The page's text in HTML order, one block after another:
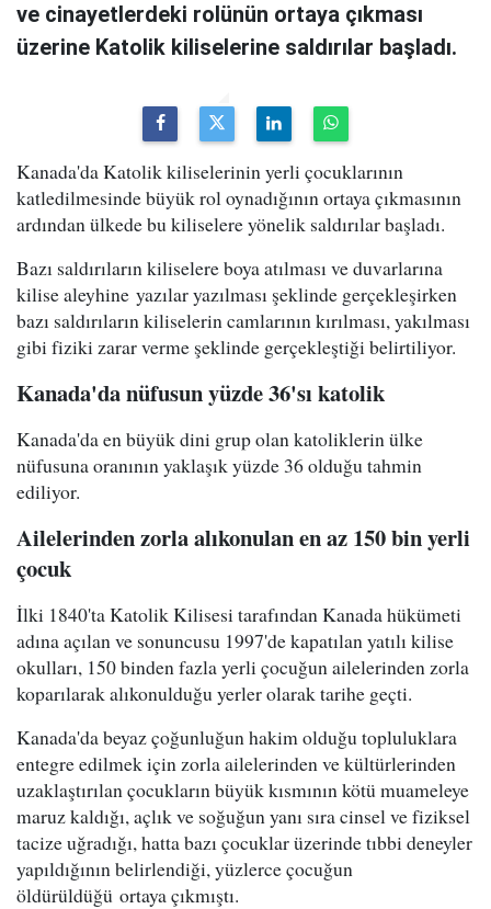
ve cinayetlerdeki rolünün ortaya çıkması
üzerine Katolik kiliselerine saldırılar başladı.
Kanada'da Katolik kiliselerinin yerli çocuklarının
katledilmesinde büyük rol oynadığının ortaya çıkmasının
ardından ülkede bu kiliselere yönelik saldırılar başladı.
Bazı saldırıların kiliselere boya atılması ve duvarlarına
kilise aleyhine yazılar yazılması şeklinde gerçekleşirken
bazı saldırıların kiliselerin camlarının kırılması, yakılması
gibi fiziki zarar verme şeklinde gerçekleştiği belirtiliyor.
Kanada'da nüfusun yüzde 36'sı katolik
Kanada'da en büyük dini grup olan katoliklerin ülke
nüfusuna oranının yaklaşık yüzde 36 olduğu tahmin
ediliyor.
Ailelerinden zorla alıkonulan en az 150 bin yerli
çocuk
İlki 1840'ta Katolik Kilisesi tarafından Kanada hükümeti
adına açılan ve sonuncusu 1997'de kapatılan yatılı kilise
okulları, 150 binden fazla yerli çocuğun ailelerinden zorla
koparılarak alıkonulduğu yerler olarak tarihe geçti.
Kanada'da beyaz çoğunluğun hakim olduğu topluluklara
entegre edilmek için zorla ailelerinden ve kültürlerinden
uzaklaştırılan çocukların büyük kısmının kötü muameleye
maruz kaldığı, açlık ve soğuğun yanı sıra cinsel ve fiziksel
tacize uğradığı, hatta bazı çocuklar üzerinde tıbbi deneyler
yapıldığının belirlendiği, yüzlerce çocuğun
öldürüldüğü ortaya çıkmıştı.